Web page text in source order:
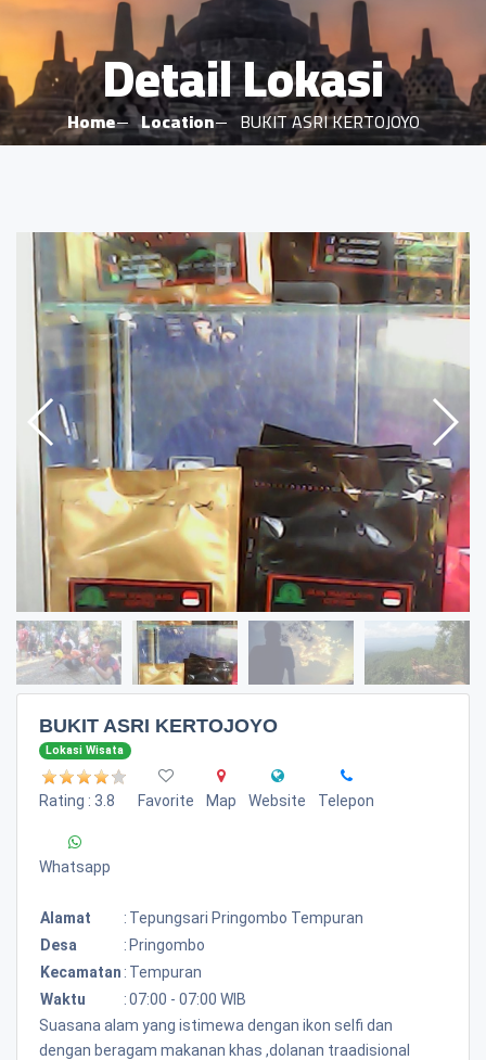
Detail Lokasi
Home Location BUKIT ASRI KERTOJOYO
BUKIT ASRI KERTOJOYO
Lokasi Wisata
Rating : 3.8 Favorite Map Website Telepon
Whatsapp
Alamat : Tepungsari Pringombo Tempuran
Desa
: Pringombo
Kecamatan : Tempuran
Waktu
:07:00 - 07:00 WIB
Suasana alam yang istimewa dengan ikon selfi dan
dengan beragam makanan khas ,dolanan traadisional